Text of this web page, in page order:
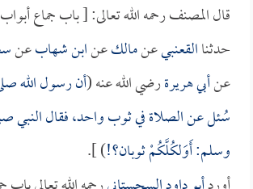
قال المصنف رحمه الله تعالى: [ باب جماع
حدثناالقعنبيعنمالكعنابن شهابعن
عنأبي هريرةرضي الله عنه (أن رسول الله
سُئل عن الصلاة في ثوب واحد، فقال النبي
وسلم: أَوَلكُلَّكُمْ ثوبان؟!) ].